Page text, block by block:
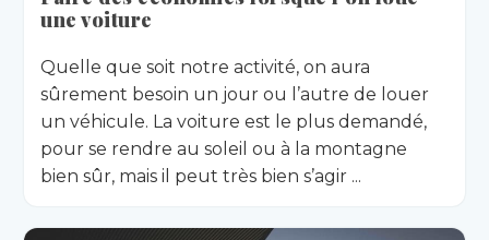
une voiture
Quelle que soit notre activité, on aura
sûrement besoin un jour ou l’autre de louer
un véhicule. La voiture est le plus demandé,
pour se rendre au soleil ou à la montagne
bien sûr, mais il peut très bien s’agir ...